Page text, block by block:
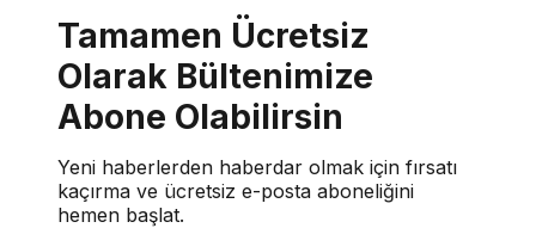
Tamamen Ücretsiz
Olarak Bültenimize
Abone Olabilirsin
Yeni haberlerden haberdar olmak için fırsatı
kaçırma ve ücretsiz e-posta aboneliğini
hemen başlat.